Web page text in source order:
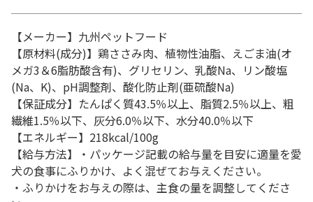
【メーカー】九州ペットフード
【原材料(成分)】鶏ささみ肉、植物性油脂、えごま油(オ
メガ3＆6脂肪酸含有)、グリセリン、乳酸Na、リン酸塩
(Na、K)、pH調整剤、酸化防止剤(亜硫酸Na)
【保証成分】たんぱく質43.5％以上、脂質2.5％以上、粗
繊維1.5％以下、灰分6.0％以下、水分40.0％以下
【エネルギー】218kcal/100g
【給与方法】・パッケージ記載の給与量を目安に適量を愛
犬の食事にふりかけ、よく混ぜてお与えください。
・ふりかけをお与えの際は、主食の量を調整してくださ